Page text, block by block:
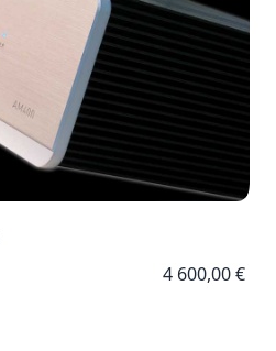
4 600,00 €